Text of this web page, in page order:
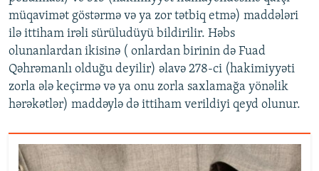
müqavimət göstərmə və ya zor tətbiq etmə) maddələri
ilə ittiham irəli sürüludüyü bildirilir. Həbs
olunanlardan ikisinə ( onlardan birinin də Fuad
Qəhrəmanlı olduğu deyilir) əlavə 278-ci (hakimiyyəti
zorla ələ keçirmə və ya onu zorla saxlamağa yönəlik
hərəkətlər) maddəylə də ittiham verildiyi qeyd olunur.